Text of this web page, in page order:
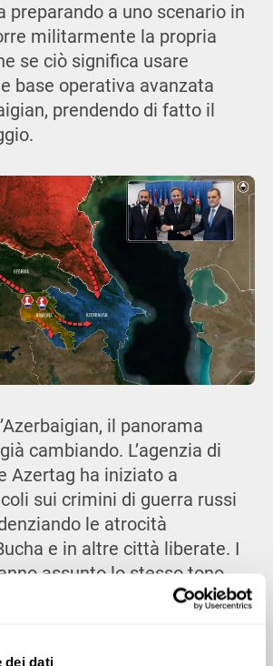
dei dati
preparando a uno scenario in
militarmente la propria
se ciò significa usare
base operativa avanzata
prendendo di fatto il
il panorama
cambiando. L’agenzia di
Azertag ha iniziato a
sui crimini di guerra russi
le atrocità
e in altre città liberate. I
assunto lo stesso tono,
sui bombardamenti russi